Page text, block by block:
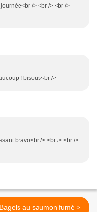
/> <br /> <br />
! bisous<br />
bravo<br /> <br /> <br />
Bagels au saumon fumé >